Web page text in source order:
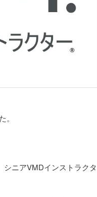
ニアVMDインストラクタ